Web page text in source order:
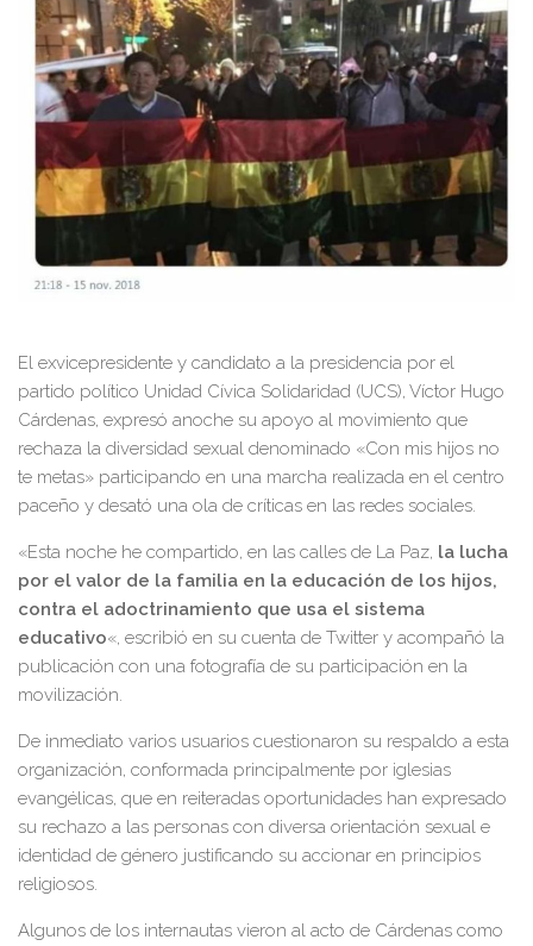
El exvicepresidente y candidato a la presidencia por el
partido político Unidad Cívica Solidaridad (UCS), Víctor Hugo
Cárdenas, expresó anoche su apoyo al movimiento que
rechaza la diversidad sexual denominado «Con mis hijos no
te metas» participando en una marcha realizada en el centro
paceño y desató una ola de críticas en las redes sociales.
«Esta noche he compartido, en las calles de La Paz, la lucha
por el valor de la familia en la educación de los hijos,
contra el adoctrinamiento que usa el sistema
educativo«, escribió en su cuenta de Twitter y acompañó la
publicación con una fotografía de su participación en la
movilización.
De inmediato varios usuarios cuestionaron su respaldo a esta
organización, conformada principalmente por iglesias
evangélicas, que en reiteradas oportunidades han expresado
su rechazo a las personas con diversa orientación sexual e
identidad de género justificando su accionar en principios
religiosos.
Algunos de los internautas vieron al acto de Cárdenas como